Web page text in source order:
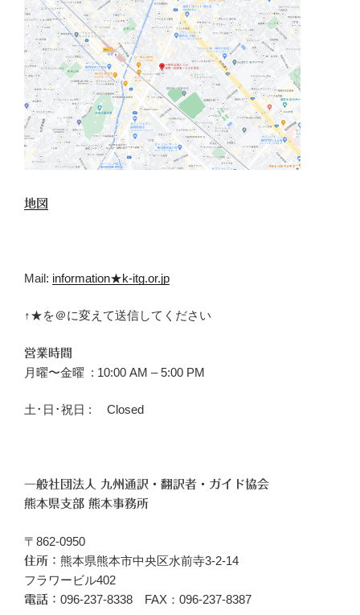
地図
Mail: information★k-itg.or.jp
↑★を＠に変えて送信してください
営業時間
月曜〜金曜 : 10:00 AM – 5:00 PM
土･日･祝日 : Closed
一般社団法人 九州通訳・翻訳者・ガイド協会
熊本県支部 熊本事務所
〒862-0950
住所： 熊本県熊本市中央区水前寺3-2-14
フラワービル402
電話： 096‐237-8338 FAX：096-237-8387